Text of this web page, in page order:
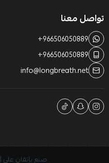
تواصل معنا
+966506050889
+966506050889
info@longbreath.net
صنع بإتقان على | 2026